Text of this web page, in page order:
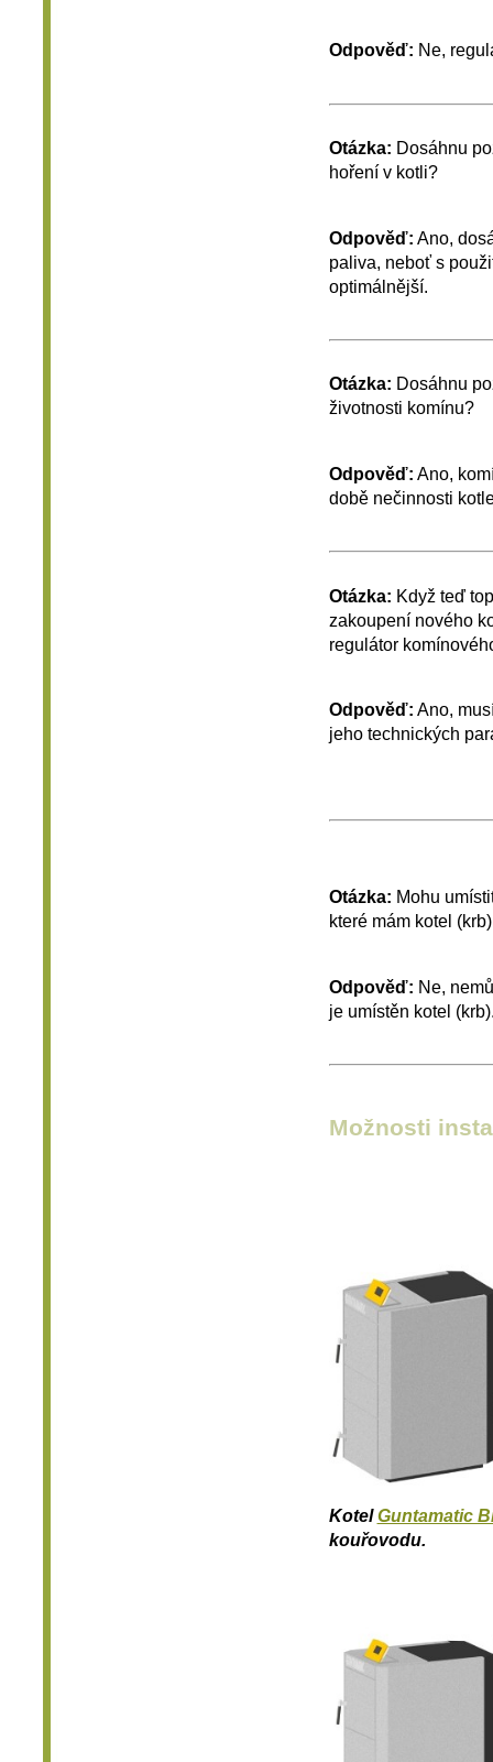
Odpověď: Ne,
Otázka: Dosáhnu
hoření v kotli?
Odpověď: Ano,
paliva, neboť s
optimálnější.
Otázka: Dosáhnu
životnosti komínu?
Odpověď: Ano,
době nečinnosti
Otázka: Když teď
zakoupení nového
regulátor
Odpověď: Ano,
jeho technických
Otázka: Mohu
které mám kotel
Odpověď: Ne,
je umístěn kotel
Možnosti
KotelGuntamatic
kouřovodu.